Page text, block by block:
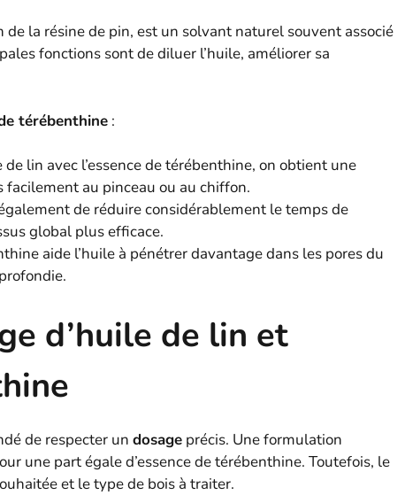
la résine de pin, est un solvant naturel souvent associé
fonctions sont de diluer l’huile, améliorer sa
térébenthine :
de lin avec l’essence de térébenthine, on obtient une
au pinceau ou au chiffon.
de réduire considérablement le temps de
global plus efficace.
aide l’huile à pénétrer davantage dans les pores du
d’huile de lin et
de respecter un dosage précis. Une formulation
une part égale d’essence de térébenthine. Toutefois, le
et le type de bois à traiter.